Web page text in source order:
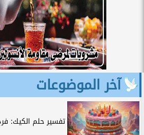
آخر الموضوعات
تفسير حلم الكيك: